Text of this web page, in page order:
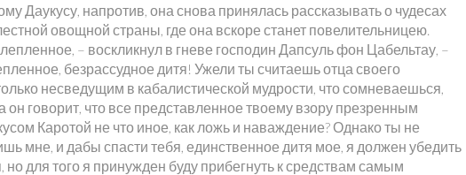
Даукусу, напротив, она снова принялась рассказывать о чудесах
овощной страны, где она вскоре станет повелительницею.
– воскликнул в гневе господин Дапсуль фон Цабельтау, –
безрассудное дитя! Ужели ты считаешь отца своего
несведущим в кабалистической мудрости, что сомневаешься,
он говорит, что все представленное твоему взору презренным
Каротой не что иное, как ложь и наваждение? Однако ты не
мне, и дабы спасти тебя, единственное дитя мое, я должен убедить
но для того я принужден буду прибегнуть к средствам самым